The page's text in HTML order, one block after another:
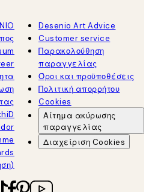
Desenio Art Advice
Customer service
Παρακολούθηση
παραγγελίας
Όροι και προϋποθέσεις
Πολιτική απορρήτου
Cookies
Αίτημα ακύρωσης
παραγγελίας
Διαχείριση Cookies